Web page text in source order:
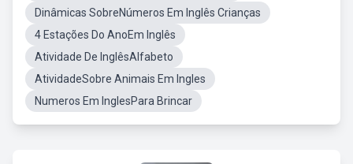
Dinâmicas SobreNúmeros Em Inglês Crianças
4 Estações Do AnoEm Inglês
Atividade De InglêsAlfabeto
AtividadeSobre Animais Em Ingles
Numeros Em InglesPara Brincar